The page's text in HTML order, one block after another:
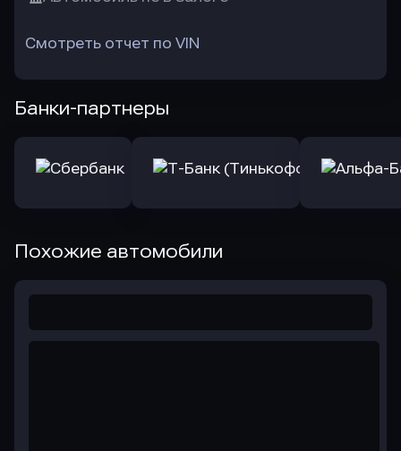
Смотреть отчет по VIN
Банки-партнеры
Похожие автомобили